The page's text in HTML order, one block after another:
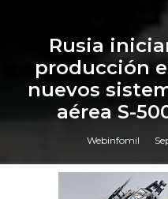
Rusia
producción
nuevos
aérea S-
Webinfomil